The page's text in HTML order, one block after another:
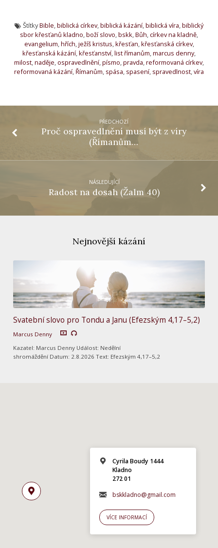
ŠtítkyBible,biblická církev,biblická kázání,biblická víra,biblický
sbor křesťanů kladno,boží slovo,bskk,Bůh,církev na kladně,
evangelium,hřích,ježíš kristus,křesťan,křesťanská církev,
křesťanská kázání,křesťanství,list římanům,marcus denny,
milost,naděje,ospravedlnění,písmo,pravda,reformovaná církev,
reformovaná kázání, Římanům, spása, spasení, spravedlnost,víra
PŘEDCHOZÍ
Proč ospravedlnění musí být z víry
(Římanům…
NÁSLEDUJÍCÍ
Radost na dosah (Žalm 40)
Nejnovější kázání
Svatební slovo pro Tondu a Janu (Efezským 4,17–5,2)
Marcus Denny
Kazatel: Marcus Denny Událost: Nedělní
shromáždění Datum: 2.8.2026 Text: Efezským 4,17–5,2
Cyrila Boudy 1444
Kladno
272 01
bskkladno@gmail.com
VÍCE INFORMACÍ